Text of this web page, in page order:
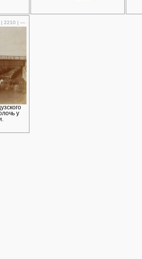
| 2210 | —
у